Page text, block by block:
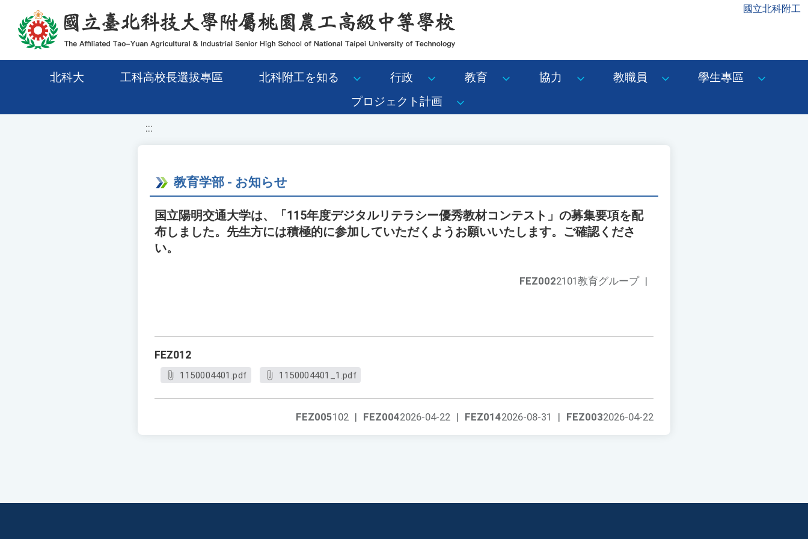
移至網頁之主要內容區位置 國立北科附工
北科大 工科高校長選拔專區 北科附工を知る 行政 教育 協力 教職員
學生專區
プロジェクト計画
:::
教育学部 - お知らせ
国立陽明交通大学は、「115年度デジタルリテラシー優秀教材コンテスト」の募集要項を配
布しました。先生方には積極的に参加していただくようお願いいたします。ご確認くださ
い。
FEZ0022101教育グループ |
FEZ012
1150004401.pdf 1150004401_1.pdf
FEZ0032026-04-22
FEZ0142026-08-31 |
FEZ0042026-04-22 |
FEZ005102 |